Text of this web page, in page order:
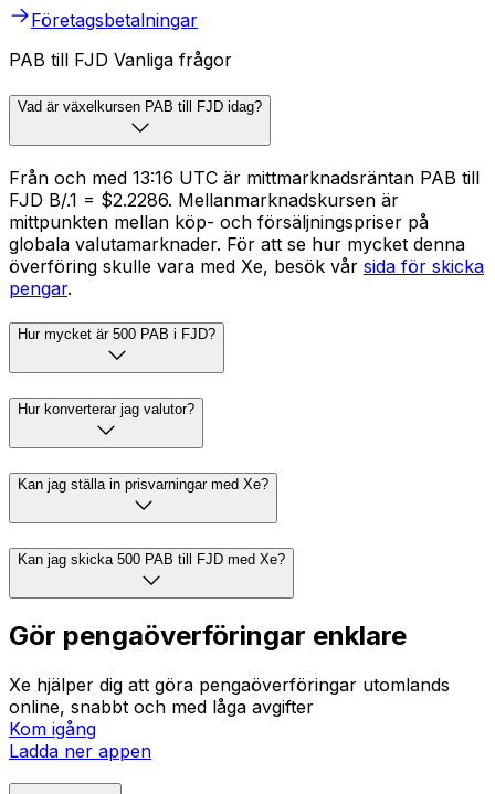
Företagsbetalningar
PAB till FJD Vanliga frågor
Vad är växelkursen PAB till FJD idag?
Från och med 13:16 UTC är mittmarknadsräntan PAB till
FJD B/.1 = $2.2286. Mellanmarknadskursen är
mittpunkten mellan köp- och försäljningspriser på
globala valutamarknader. För att se hur mycket denna
överföring skulle vara med Xe, besök vår sida för skicka
pengar.
Hur mycket är 500 PAB i FJD?
Hur konverterar jag valutor?
Kan jag ställa in prisvarningar med Xe?
Kan jag skicka 500 PAB till FJD med Xe?
Gör pengaöverföringar enklare
Xe hjälper dig att göra pengaöverföringar utomlands
online, snabbt och med låga avgifter
Kom igång
Ladda ner appen